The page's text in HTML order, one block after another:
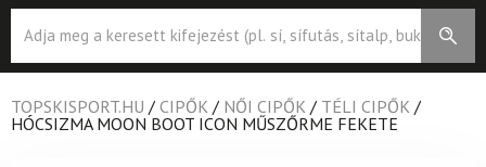
search
TOPSKISPORT.HU / CIPŐK / NŐI CIPŐK / TÉLI CIPŐK /
HÓCSIZMA MOON BOOT ICON MŰSZŐRME FEKETE